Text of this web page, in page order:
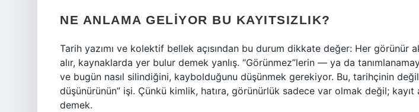
NE ANLAMA GELIYOR BU KAYITSIZLIK?
Tarih yazımı ve kolektif bellek açısından bu durum dikkate değer: Her görünür
alır, kaynaklarda yer bulur demek yanlış. “Görünmez”lerin — ya da
ve bugün nasıl silindiğini, kaybolduğunu düşünmek gerekiyor. Bu, tarihçinin
düşünürünün” işi. Çünkü kimlik, hatıra, görünürlük sadece var olmak değil; kayıt
demek.